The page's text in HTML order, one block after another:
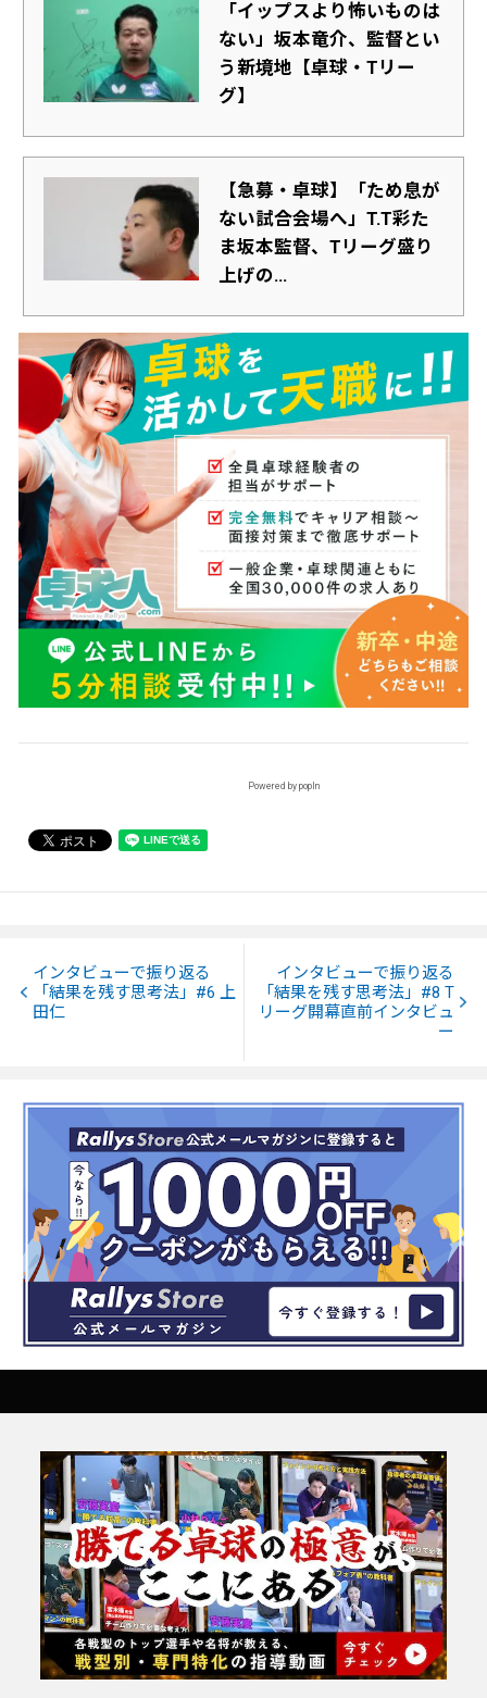
「イップスより怖いものは
ない」坂本竜介、監督とい
う新境地【卓球・Tリー
グ】
【急募・卓球】「ため息が
ない試合会場へ」T.T彩た
ま坂本監督、Tリーグ盛り
上げの...
Powered by popIn
インタビューで振り返る
「結果を残す思考法」#6 上
田仁
インタビューで振り返る
「結果を残す思考法」#8 T
リーグ開幕直前インタビュ
ー